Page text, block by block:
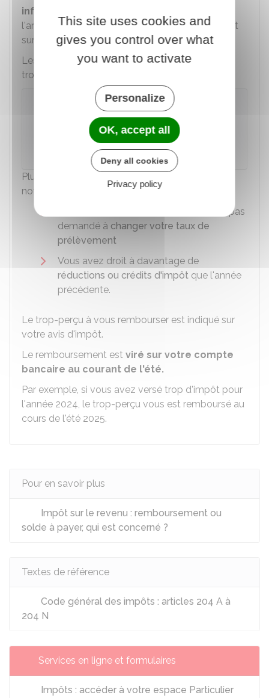
inférieur au total des prélèvements
l'année précédente, vous avez payé trop d'impôt
sur le revenu.
Les services fiscaux doivent vous rembourser le
trop-perçu.
En 2024, vous avez versé150 €par mois de
prélèvement à source, soit un total annuel de
Plusieurs raisons peuvent expliquer cet écart,
notamment les suivantes :
Vos revenus ont baissé et vous n'avez pas
demandé à changer votre taux de
prélèvement
Vous avez droit à davantage de
réductions ou crédits d'impôt que l'année
précédente.
Le trop-perçu à vous rembourser est indiqué sur
votre avis d'impôt.
Le remboursement est viré sur votre compte
bancaire au courant de l'été.
Par exemple, si vous avez versé trop d'impôt pour
l'année 2024, le trop-perçu vous est remboursé au
cours de l'été 2025.
Pour en savoir plus
Impôt sur le revenu : remboursement ou
solde à payer, qui est concerné ?
Textes de référence
Code général des impôts : articles 204 A à
204 N
Services en ligne et formulaires
Impôts : accéder à votre espace Particulier
This site uses cookies and
gives you control over what
you want to activate
Personalize
OK, accept all
Deny all cookies
Privacy policy